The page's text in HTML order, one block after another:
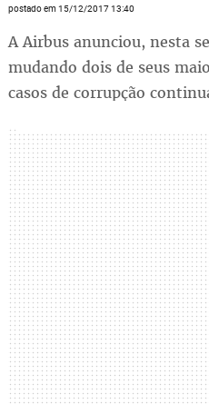
postado em 15/12/2017 13:40
A Airbus anunciou, nesta
mudando dois de seus
casos de corrupção